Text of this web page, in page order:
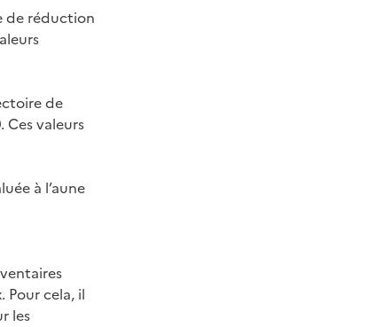
de réduction
de
Ces valeurs
à l’aune
Pour cela, il
les